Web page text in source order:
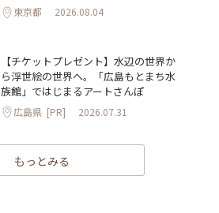
東京都 2026.08.04
【チケットプレゼント】水辺の世界か
ら浮世絵の世界へ。「広島もとまち水
族館」ではじまるアートさんぽ
広島県 [PR] 2026.07.31
もっとみる